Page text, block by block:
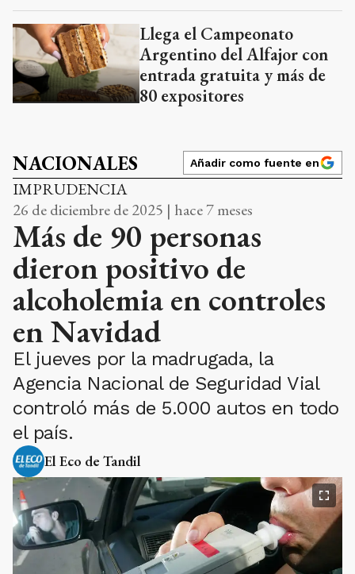
Llega el Campeonato
Argentino del Alfajor con
entrada gratuita y más de
80 expositores
NACIONALES Añadir como fuente en
IMPRUDENCIA
26 de diciembre de 2025 | hace 7 meses
Más de 90 personas
dieron positivo de
alcoholemia en controles
en Navidad
El jueves por la madrugada, la
Agencia Nacional de Seguridad Vial
controló más de 5.000 autos en todo
el país.
El Eco de Tandil